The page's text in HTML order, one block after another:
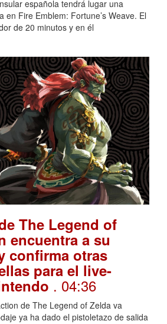
española tendrá lugar una
en Fire Emblem: Fortune’s Weave. El
de 20 minutos y en él
The Legend of
encuentra a su
confirma otras
para el live-
. 04:36
de The Legend of Zelda va
ya ha dado el pistoletazo de salida